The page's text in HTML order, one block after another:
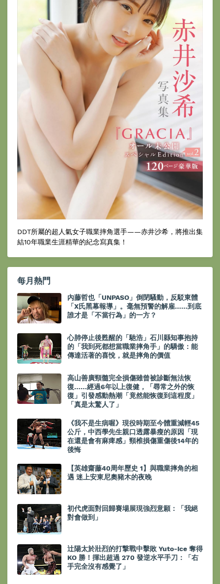
DDT所屬的超人氣女子職業摔角選手——赤井沙希，將推出集
結10年職業生涯精華的紀念寫真集！
每月熱門
內藤哲也「UNPASO」倒閉騷動，反駁東體
「X氏黑幕報導」。毫無預警的解雇……到底
誰才是「不當行為」的一方？
心肺停止後甦醒的「馳浩」石川縣知事抱持
的「我到死都想當職業摔角手」的驕傲：能
傳達活著的喜悅，就是摔角的價值
高山善廣頸髓完全損傷雖曾被診斷無法恢
復……經過6年以上復健，「尋常之外的恢
復」引發感動熱潮「竟然能恢復到這程度」
「真是太驚人了」
《我不是生病喔》現役時期至今體重減輕45
公斤，中西學先生親口透露暴瘦的原因「現
在還是會有麻痺感」頸椎損傷重傷後14年的
後悔
【英雄齋藤40周年歷史 1】與職業摔角的相
遇 迷上安東尼奧豬木的夜晚
初代虎面對回歸賽場展現強烈意願：「我絕
對會做到」
辻陽太於壯烈的打撃戰中擊敗 Yuto-Ice 奪得
KO 勝！揮出超過 270 發逆水平手刀：「右
手完全沒有感覺了」